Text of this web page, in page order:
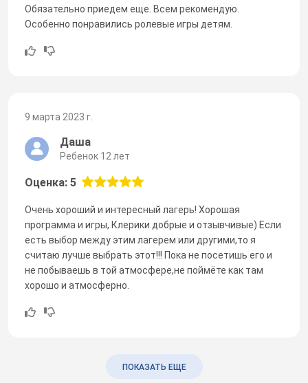
Обязательно приедем еще. Всем рекомендую.
Особенно понравились ролевые игры детям.
9 марта 2023 г.
Даша
Ребенок 12 лет
Оценка: 5
Очень хороший и интересный лагерь! Хорошая
программа и игры, Клерики добрые и отзывчивые) Если
есть выбор между этим лагерем или другими,то я
считаю лучше выбрать этот!!! Пока не посетишь его и
не побываешь в той атмосфере,не поймёте как там
хорошо и атмосферно.
ПОКАЗАТЬ ЕЩЕ